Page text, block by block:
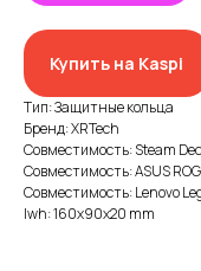
Купить на Kaspi
Тип: Защитные кольца
Бренд: XRTech
Совместимость: Steam
Совместимость: ASUS
Совместимость: Lenovo
lwh: 160x90x20 mm
БИН/ИИН:
ИИК:
КАТЕГОРИИ
Хиты продаж